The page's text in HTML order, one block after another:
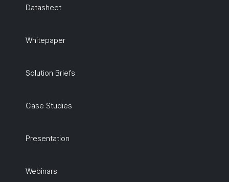
Datasheet
Whitepaper
Solution Briefs
Case Studies
Presentation
Webinars